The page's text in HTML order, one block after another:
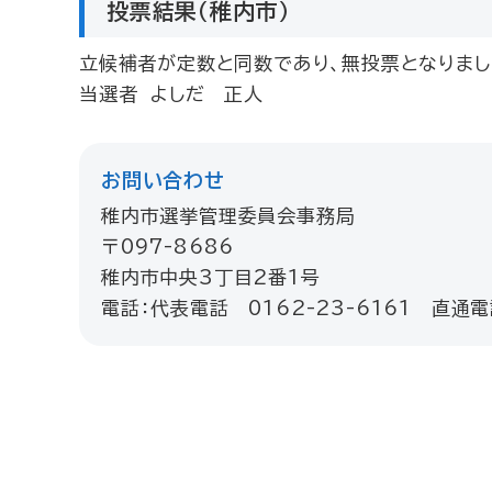
投票結果（稚内市）
立候補者が定数と同数であり、無投票となりまし
当選者 よしだ 正人
お問い合わせ
稚内市選挙管理委員会事務局
〒097-8686
稚内市中央3丁目2番1号
電話：代表電話 0162-23-6161 直